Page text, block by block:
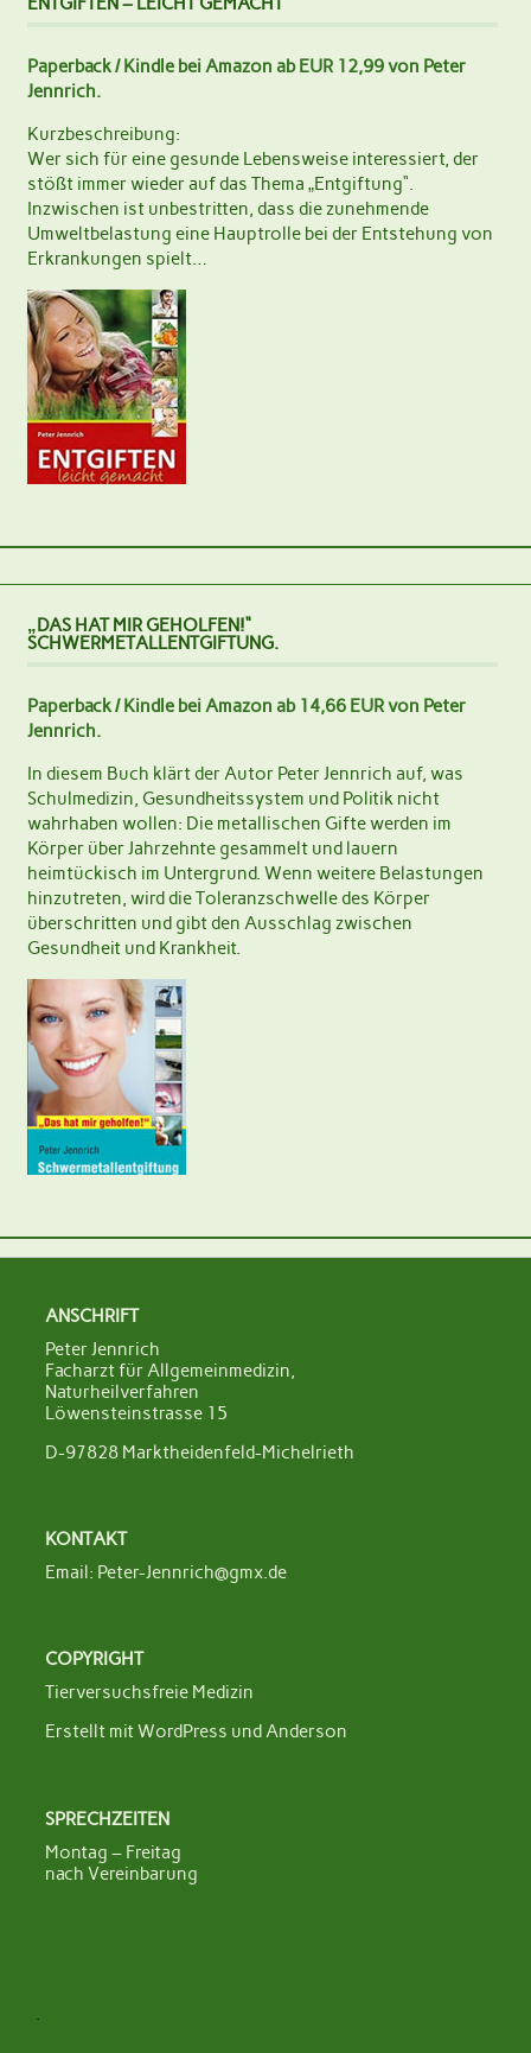
Paperback / Kindle bei Amazon ab EUR 12,99 von Peter
Jennrich.
Kurzbeschreibung:
Wer sich für eine gesunde Lebensweise interessiert, der
stößt immer wieder auf das Thema „Entgiftung“.
Inzwischen ist unbestritten, dass die zunehmende
Umweltbelastung eine Hauptrolle bei der Entstehung von
Erkrankungen spielt…
„DAS HAT MIR GEHOLFEN!“
SCHWERMETALLENTGIFTUNG.
Paperback / Kindle bei Amazon ab 14,66 EUR von Peter
Jennrich.
In diesem Buch klärt der Autor Peter Jennrich auf, was
Schulmedizin, Gesundheitssystem und Politik nicht
wahrhaben wollen: Die metallischen Gifte werden im
Körper über Jahrzehnte gesammelt und lauern
heimtückisch im Untergrund. Wenn weitere Belastungen
hinzutreten, wird die Toleranzschwelle des Körper
überschritten und gibt den Ausschlag zwischen
Gesundheit und Krankheit.
ANSCHRIFT
Peter Jennrich
Facharzt für Allgemeinmedizin,
Naturheilverfahren
Löwensteinstrasse 15
D-97828 Marktheidenfeld-Michelrieth
KONTAKT
Email: Peter-Jennrich@gmx.de
COPYRIGHT
Tierversuchsfreie Medizin
Erstellt mitWordPress und Anderson
SPRECHZEITEN
Montag – Freitag
nach Vereinbarung
.